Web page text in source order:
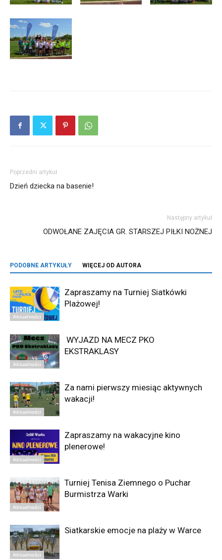
Poprzedni artykuł
Dzień dziecka na basenie!
Następny artykuł
ODWOŁANE ZAJĘCIA GR. STARSZEJ PIŁKI NOŻNEJ
PODOBNE ARTYKUŁY WIĘCEJ OD AUTORA
Aktualności
Zapraszamy na Turniej Siatkówki
Plażowej!
Aktualności
WYJAZD NA MECZ PKO
EKSTRAKLASY
Aktualności
Za nami pierwszy miesiąc aktywnych
wakacji!
Aktualności
Zapraszamy na wakacyjne kino
plenerowe!
Aktualności
Turniej Tenisa Ziemnego o Puchar
Burmistrza Warki
Aktualności
Siatkarskie emocje na plaży w Warce